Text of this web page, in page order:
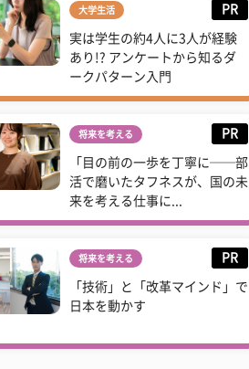
大学生活 PR
実は学生の約4人に3人が経験
あり!? アンケートから知るダ
ークパターン入門
将来を考える PR
「目の前の一歩を丁寧に──部
活で磨いたタフネスが、国の未
来を考える仕事に...
将来を考える PR
「技術」と「改革マインド」で
日本を動かす